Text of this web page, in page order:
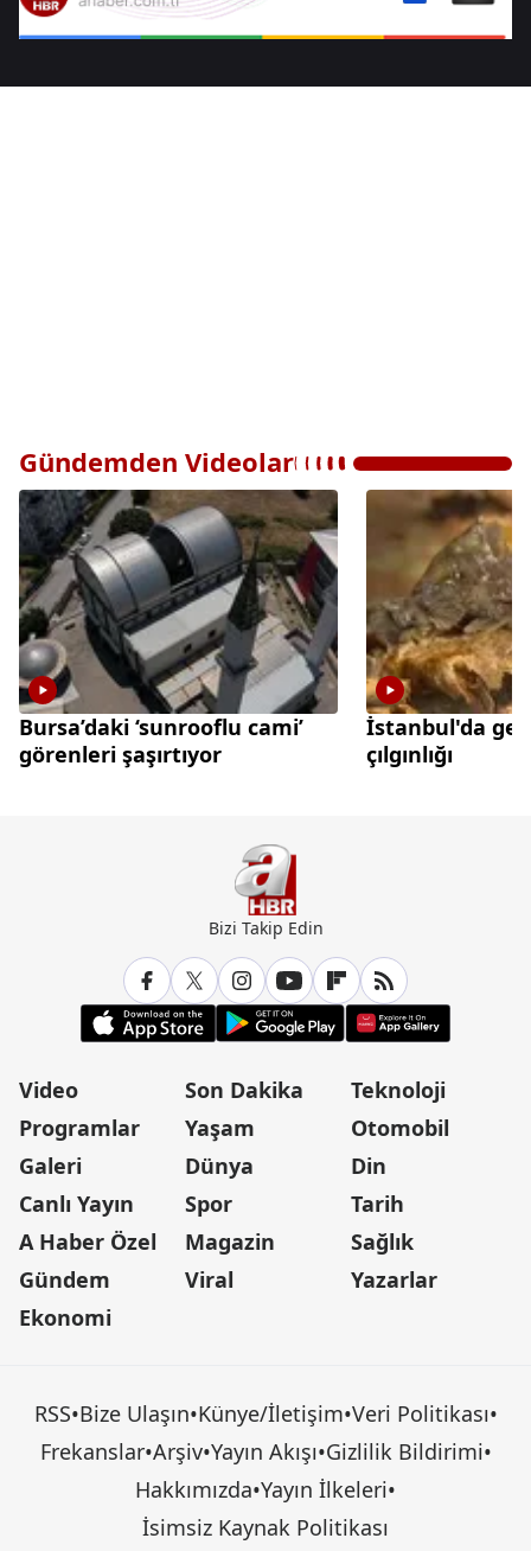
Gündemden Videolar
Bursa’daki ‘sunrooflu cami’
görenleri şaşırtıyor
İstanbul'da
çılgınlığı
Bizi Takip Edin
Video
Programlar
Galeri
Canlı Yayın
A Haber Özel
Gündem
Ekonomi
Son Dakika
Yaşam
Dünya
Spor
Magazin
Viral
Teknoloji
Otomobil
Din
Tarih
Sağlık
Yazarlar
RSS•Bize Ulaşın•Künye/İletişim•Veri Politikası•
Frekanslar•Arşiv•Yayın Akışı•Gizlilik Bildirimi•
Hakkımızda•Yayın İlkeleri•
İsimsiz Kaynak Politikası